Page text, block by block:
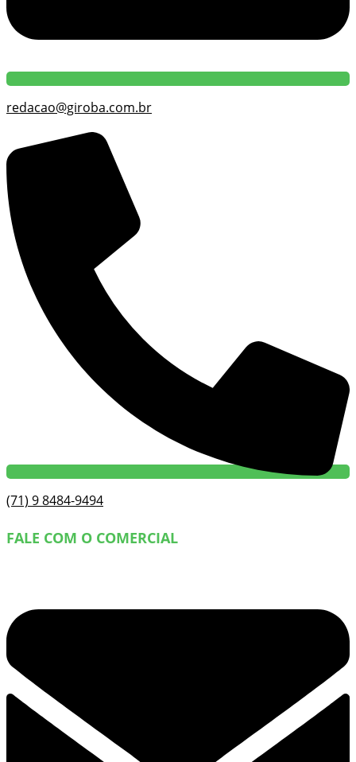
redacao@giroba.com.br
(71) 9 8484-9494
FALE COM O COMERCIAL